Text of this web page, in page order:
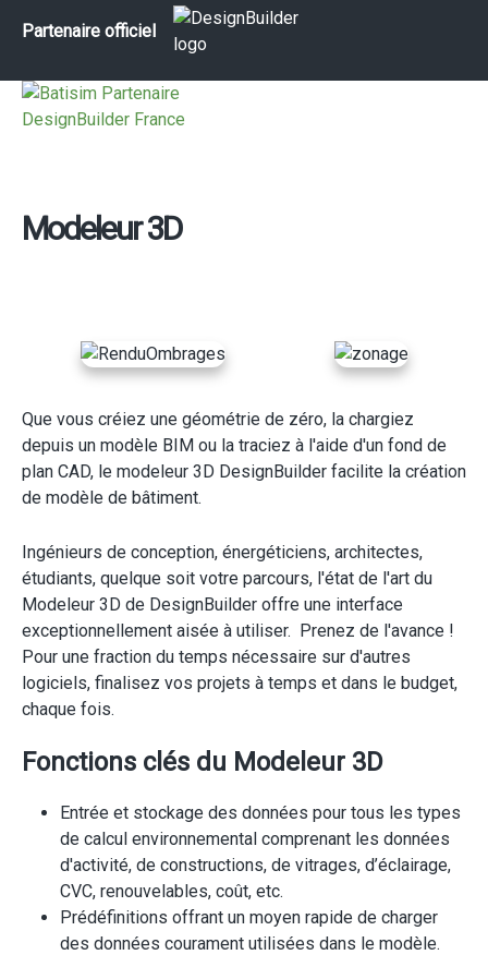
Partenaire officiel
Modeleur 3D
Que vous créiez une géométrie de zéro, la chargiez
depuis un modèle BIM ou la traciez à l'aide d'un fond de
plan CAD, le modeleur 3D DesignBuilder facilite la création
de modèle de bâtiment.
Ingénieurs de conception, énergéticiens, architectes,
étudiants, quelque soit votre parcours, l'état de l'art du
Modeleur 3D de DesignBuilder offre une interface
exceptionnellement aisée à utiliser. Prenez de l'avance !
Pour une fraction du temps nécessaire sur d'autres
logiciels, finalisez vos projets à temps et dans le budget,
chaque fois.
Fonctions clés du Modeleur 3D
Entrée et stockage des données pour tous les types
de calcul environnemental comprenant les données
d'activité, de constructions, de vitrages, d’éclairage,
CVC, renouvelables, coût, etc.
Prédéfinitions offrant un moyen rapide de charger
des données courament utilisées dans le modèle.